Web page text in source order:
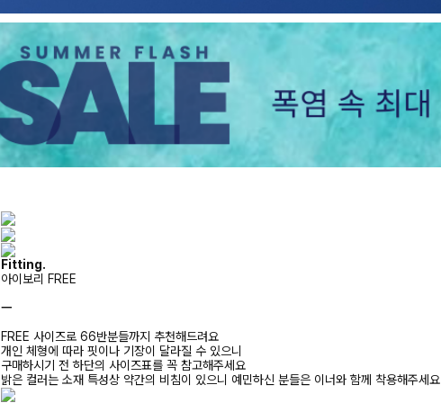
Fitting.
아이보리 FREE
ㅡ
FREE 사이즈로 66반분들까지 추천해드려요
개인 체형에 따라 핏이나 기장이 달라질 수 있으니
구매하시기 전 하단의 사이즈표를 꼭 참고해주세요
밝은 컬러는 소재 특성상 약간의 비침이 있으니 예민하신 분들은 이너와 함께 착용해주세요